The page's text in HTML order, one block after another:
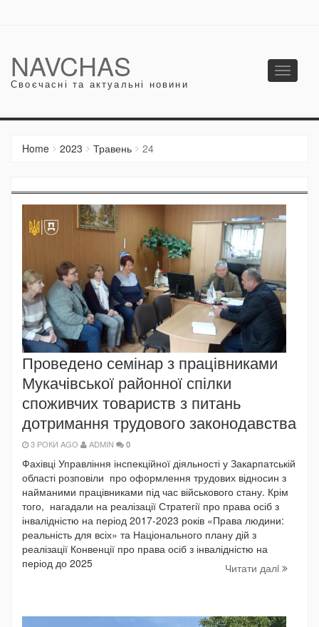
NAVCHAS
Своєчасні та актуальні новини
Toggle
Home 2023 Травень 24
Проведено семінар з працівниками
Мукачівської районної спілки
споживчих товариств з питань
дотримання трудового законодавства
3 РОКИ AGO ADMIN 0
Фахівці Управління інспекційної діяльності у Закарпатській
області розповіли про оформлення трудових відносин з
найманими працівниками під час військового стану. Крім
того, нагадали на реалізації Стратегії про права осіб з
інвалідністю на період 2017-2023 років «Права людини:
реальність для всіх» та Національного плану дій з
реалізації Конвенції про права осіб з інвалідністю на
період до 2025
Читати далi